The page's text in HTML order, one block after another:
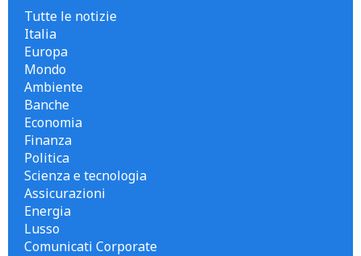
Tutte le notizie
Italia
Europa
Mondo
Ambiente
Banche
Economia
Finanza
Politica
Scienza e tecnologia
Assicurazioni
Energia
Lusso
Comunicati Corporate